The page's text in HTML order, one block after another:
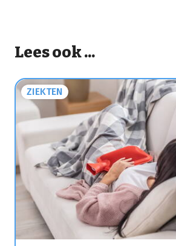
Lees ook ...
ZIEKTEN